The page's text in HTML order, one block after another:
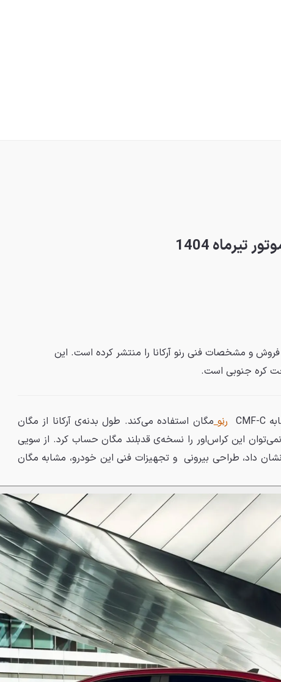
1404
و مشخصات فنی رنو آرکانا را منتشر کرده است. این
کره جنوبی است.
رنومگان استفاده می‌کند. طول بدنه‌ی آرکانا از مگان
این کراس‌اور را نسخه‌ی قدبلند مگان حساب کرد. از سویی
دیگر، معرفی آرکانا در سال 2019 نشان داد، طراحی بیرونی و تجهیزات فنی این خودرو، مشابه مگان